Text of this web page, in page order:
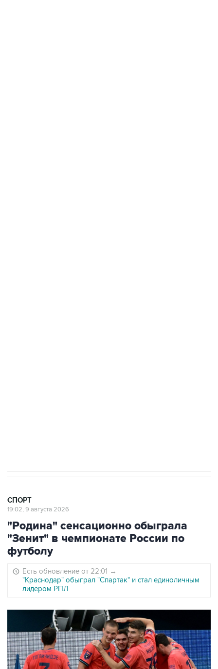
СПОРТ
19:02, 9 августа 2026
"Родина" сенсационно обыграла
"Зенит" в чемпионате России по
футболу
Есть обновление от 22:01 →
"Краснодар" обыграл "Спартак" и стал единоличным
лидером РПЛ